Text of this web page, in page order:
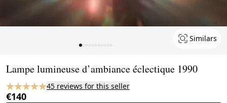
Similars
Lampe lumineuse d’ambiance éclectique 1990
45 reviews for this seller
€140